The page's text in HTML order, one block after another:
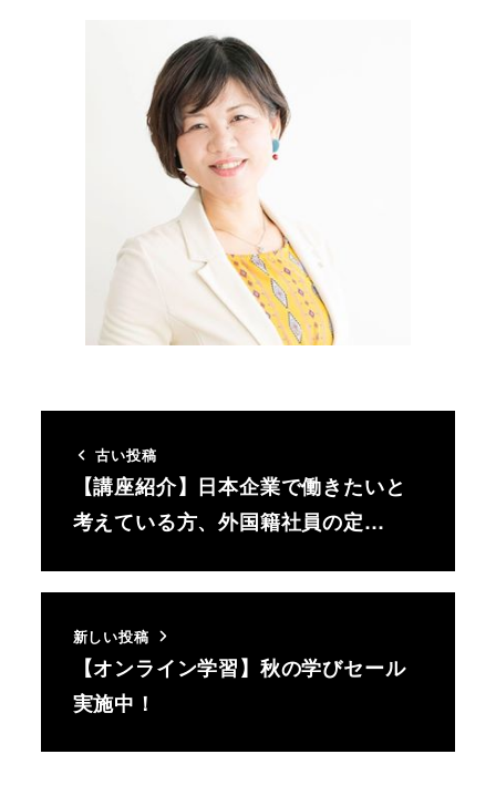
古い投稿
【講座紹介】日本企業で働きたいと
考えている方、外国籍社員の定…
新しい投稿
【オンライン学習】秋の学びセール
実施中！